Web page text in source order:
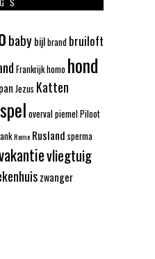
babybijlbrand bruiloft
Frankrijkhomo hond
Jezus Katten
overvalpiemelPiloot
Rome Rusland sperma
vliegtuig
zwanger